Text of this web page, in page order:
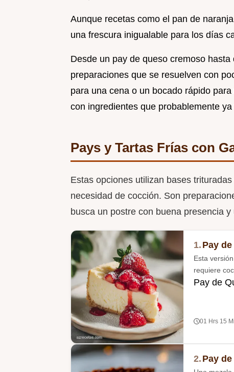
Aunque recetas como el pan de
una frescura inigualable para los días
Desde un pay de queso cremoso
preparaciones que se resuelven con
para una cena o un bocado rápido
con ingredientes que probablemente
Pays y Tartas Frías con
Estas opciones utilizan bases
necesidad de cocción. Son
busca un postre con buena presencia
1. Pay
Esta
requiere
Pay de
01 Hrs 15
2. Pay